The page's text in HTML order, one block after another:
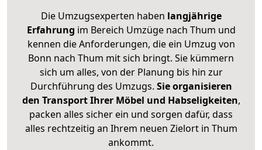
Die Umzugsexperten haben langjährige
Erfahrung im Bereich Umzüge nach Thum und
kennen die Anforderungen, die ein Umzug von
Bonn nach Thum mit sich bringt. Sie kümmern
sich um alles, von der Planung bis hin zur
Durchführung des Umzugs. Sie organisieren
den Transport Ihrer Möbel und Habseligkeiten,
packen alles sicher ein und sorgen dafür, dass
alles rechtzeitig an Ihrem neuen Zielort in Thum
ankommt.